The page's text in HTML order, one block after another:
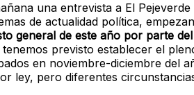
una entrevista a El Pejeverde
de actualidad política,
general de este año por parte
previsto establecer el
en noviembre-diciembre del
ley, pero diferentes